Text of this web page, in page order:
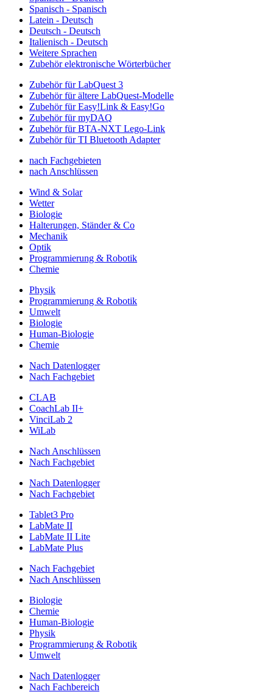
Spanisch - Spanisch
Latein - Deutsch
Deutsch - Deutsch
Italienisch - Deutsch
Weitere Sprachen
Zubehör elektronische Wörterbücher
Zubehör für LabQuest 3
Zubehör für ältere LabQuest-Modelle
Zubehör für Easy!Link & Easy!Go
Zubehör für myDAQ
Zubehör für BTA-NXT Lego-Link
Zubehör für TI Bluetooth Adapter
nach Fachgebieten
nach Anschlüssen
Wind & Solar
Wetter
Biologie
Halterungen, Ständer & Co
Mechanik
Optik
Programmierung & Robotik
Chemie
Physik
Programmierung & Robotik
Umwelt
Biologie
Human-Biologie
Chemie
Nach Datenlogger
Nach Fachgebiet
CLAB
CoachLab II+
VinciLab 2
WiLab
Nach Anschlüssen
Nach Fachgebiet
Nach Datenlogger
Nach Fachgebiet
Tablet3 Pro
LabMate II
LabMate II Lite
LabMate Plus
Nach Fachgebiet
Nach Anschlüssen
Biologie
Chemie
Human-Biologie
Physik
Programmierung & Robotik
Umwelt
Nach Datenlogger
Nach Fachbereich